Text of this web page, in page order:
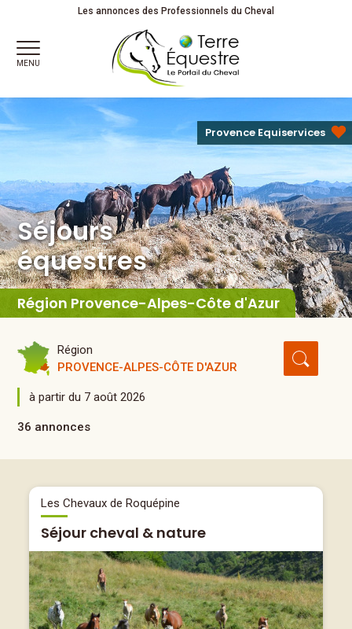
équestresLes annonces des Professionnels du Cheval
MENU
Séjours
équestres
Région Provence-Alpes-Côte d'Azur
Provence Equiservices
Région
PROVENCE-ALPES-CÔTE D'AZUR
à partir du 7 août 2026
36 annonces
Les Chevaux de Roquépine
Séjour cheval & nature